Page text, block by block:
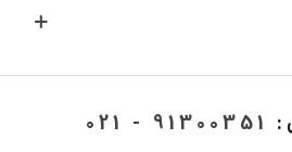
:
91300351 - 021